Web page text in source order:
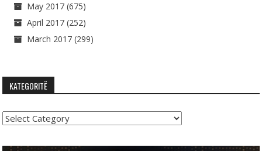
May 2017 (675)
April 2017 (252)
March 2017 (299)
KATEGORITË
Kategoritë